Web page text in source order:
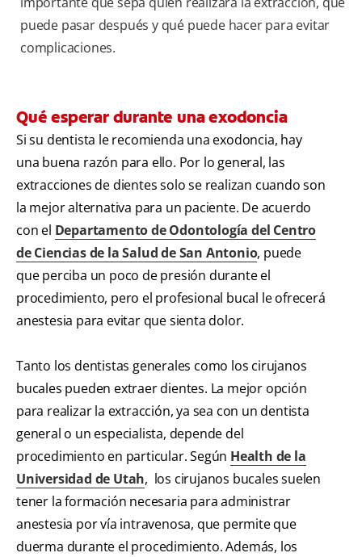
puede pasar después y qué puede hacer para evitar
complicaciones.
Qué esperar durante una exodoncia
Si su dentista le recomienda una exodoncia, hay
una buena razón para ello. Por lo general, las
extracciones de dientes solo se realizan cuando son
la mejor alternativa para un paciente. De acuerdo
con el Departamento de Odontología del Centro
de Ciencias de la Salud de San Antonio, puede
que perciba un poco de presión durante el
procedimiento, pero el profesional bucal le ofrecerá
anestesia para evitar que sienta dolor.
Tanto los dentistas generales como los cirujanos
bucales pueden extraer dientes. La mejor opción
para realizar la extracción, ya sea con un dentista
general o un especialista, depende del
procedimiento en particular. Según Health de la
Universidad de Utah, los cirujanos bucales suelen
tener la formación necesaria para administrar
anestesia por vía intravenosa, que permite que
duerma durante el procedimiento. Además, los